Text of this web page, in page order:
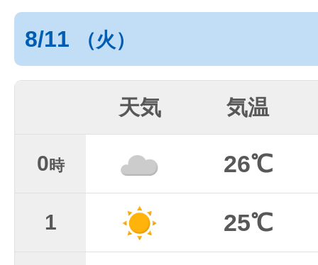
8/11 （火）
天気 気温
0時 26℃
1 25℃